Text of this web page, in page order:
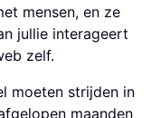
mensen, en ze
jullie interageert
zelf.
moeten strijden in
maanden